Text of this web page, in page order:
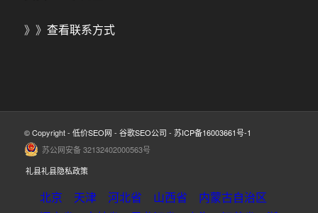
》》 查看联系方式
© Copyright - 低价SEO网 - 谷歌SEO公司 - 苏ICP备16003661号-1
苏公网安备 32132402000563号
礼县礼县隐私政策
北京 天津 河北省 山西省
内蒙古自治区